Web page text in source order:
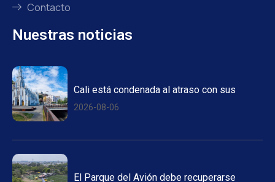
Contacto
Nuestras noticias
Cali está condenada al atraso con sus
2026-08-06
El Parque del Avión debe recuperarse